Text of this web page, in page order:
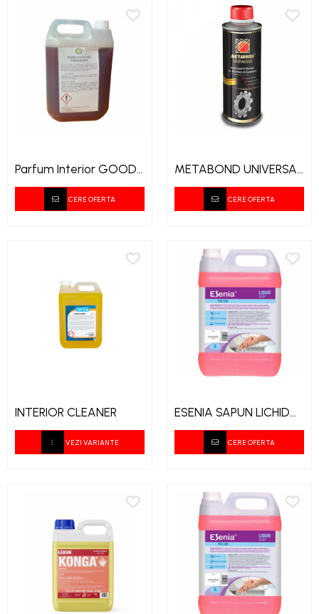
Parfum Interior GOOD
AIR 5L
CERE OFERTA
METABOND UNIVERSAL
250 ML
CERE OFERTA
INTERIOR CLEANER
VEZI VARIANTE
ESENIA SAPUN LICHID
ECONOMIC 5L
CERE OFERTA